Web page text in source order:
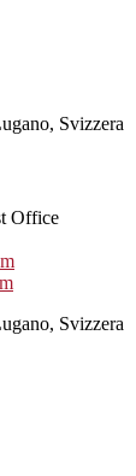
Svizzera
Office
Svizzera